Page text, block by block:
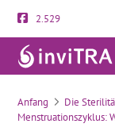
2.529
Anfang Die
Menstruationszyklus: